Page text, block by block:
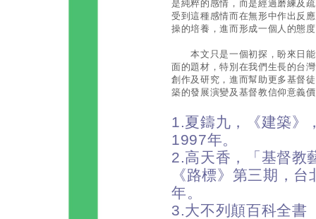
是純粹的感情，而是經過磨練及
受到這種感情而在無形中作出反
操的培養，進而形成一個人的態
本文只是一個初探，盼來日能
面的題材，特別在我們生長的台
創作及研究，進而幫助更多基督
築的發展演變及基督教信仰意義
1.夏鑄九，《建築》
1997年。
2.高天香，「基督教
《路標》第三期，
年。
3.大不列顛百科全書